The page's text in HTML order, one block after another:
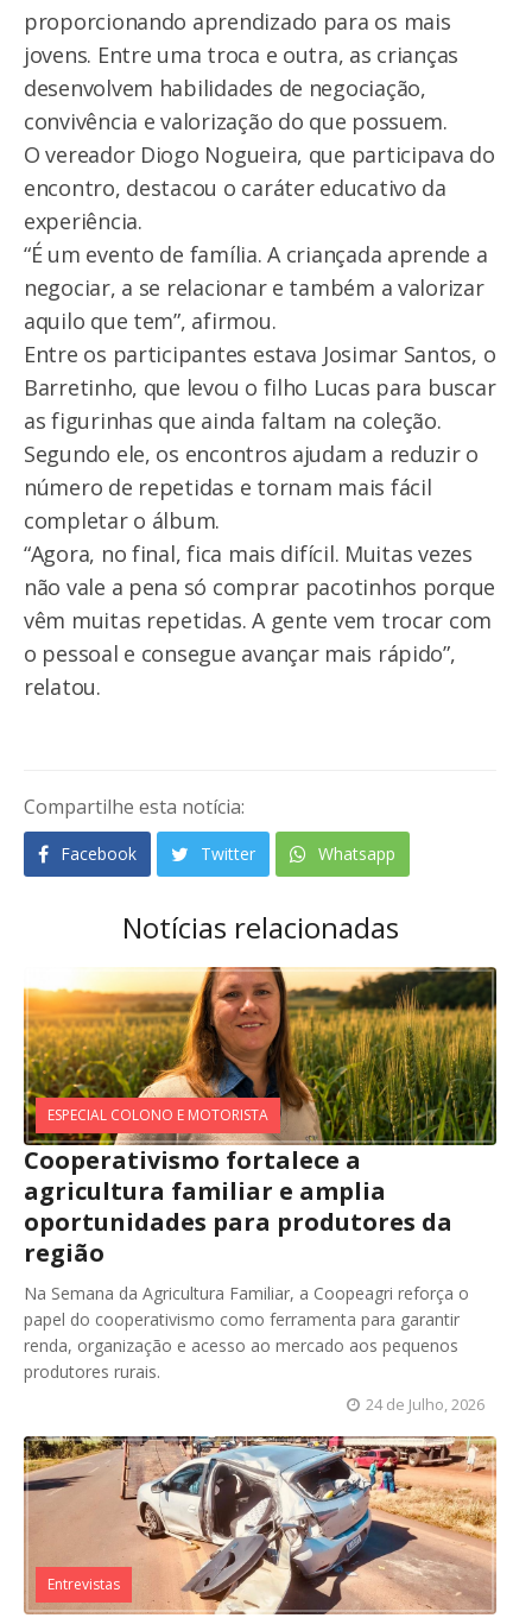
proporcionando aprendizado para os mais
jovens. Entre uma troca e outra, as crianças
desenvolvem habilidades de negociação,
convivência e valorização do que possuem.
O vereador Diogo Nogueira, que participava do
encontro, destacou o caráter educativo da
experiência.
“É um evento de família. A criançada aprende a
negociar, a se relacionar e também a valorizar
aquilo que tem”, afirmou.
Entre os participantes estava Josimar Santos, o
Barretinho, que levou o filho Lucas para buscar
as figurinhas que ainda faltam na coleção.
Segundo ele, os encontros ajudam a reduzir o
número de repetidas e tornam mais fácil
completar o álbum.
“Agora, no final, fica mais difícil. Muitas vezes
não vale a pena só comprar pacotinhos porque
vêm muitas repetidas. A gente vem trocar com
o pessoal e consegue avançar mais rápido”,
relatou.
Compartilhe esta notícia:
Facebook Twitter Whatsapp
Notícias relacionadas
ESPECIAL COLONO E MOTORISTA
Cooperativismo fortalece a
agricultura familiar e amplia
oportunidades para produtores da
região
Na Semana da Agricultura Familiar, a Coopeagri reforça o
papel do cooperativismo como ferramenta para garantir
renda, organização e acesso ao mercado aos pequenos
produtores rurais.
24 de Julho, 2026
Entrevistas